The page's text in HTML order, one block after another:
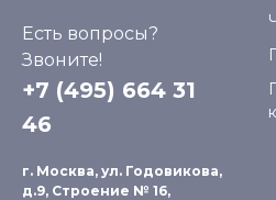
Есть вопросы?
Звоните!
+7 (495) 664 31
46
г. Москва, ул. Годовикова,
д.9, Строение № 16,